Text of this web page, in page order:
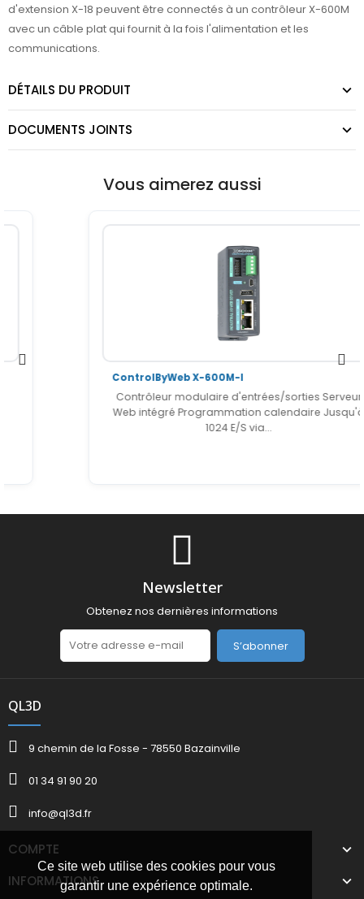
Ce site web utilise des cookies pour vous
garantir une expérience optimale.
d'extension X-18 peuvent être connectés à un contrôleur X-600M
avec un câble plat qui fournit à la fois l'alimentation et les
communications.
DÉTAILS DU PRODUIT
DOCUMENTS JOINTS
Vous aimerez aussi
ControlByWeb X-600M-I
Contrôleur modulaire d'entrées/sorties Serveur
Web intégré Programmation calendaire Jusqu'à
1024 E/S via...
Newsletter
Obtenez nos dernières informations
S’abonner
QL3D
9 chemin de la Fosse - 78550 Bazainville
01 34 91 90 20
info@ql3d.fr
COMPTE
INFORMATIONS